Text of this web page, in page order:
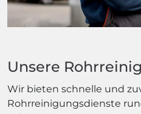
Unsere
Wir bieten schnelle und
Rohrreinigungsdienste